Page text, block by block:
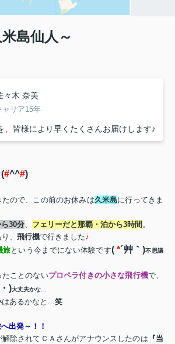
島仙人～
々木 奈美
ャリア15年
、皆様により早くたくさんお届けします♪
(#^^#)
ので、この前のお休みは久米島に行ってきま
30分、 フェリーだと那覇・泊から3時間 。
、 飛行機で行きました♪
旅という今までにない体験です(*´艸｀)不思議
たことのないプロペラ付きの小さな飛行機で、
)大丈夫かな…
はあるかなと…笑
出発～！！
除されてＣＡさんがアナウンスしたのは 『当